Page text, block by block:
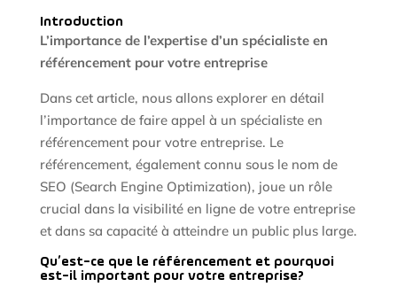
Introduction
L’importance de l’expertise d’un spécialiste en
référencement pour votre entreprise
Dans cet article, nous allons explorer en détail
l’importance de faire appel à un spécialiste en
référencement pour votre entreprise. Le
référencement, également connu sous le nom de
SEO (Search Engine Optimization), joue un rôle
crucial dans la visibilité en ligne de votre entreprise
et dans sa capacité à atteindre un public plus large.
Qu’est-ce que le référencement et pourquoi
est-il important pour votre entreprise?